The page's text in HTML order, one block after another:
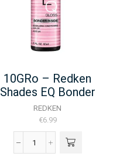
60ML
aantal
10GRo – Redken
Shades EQ Bonder
Inside – 60ML
REDKEN
€6.99
10GRo